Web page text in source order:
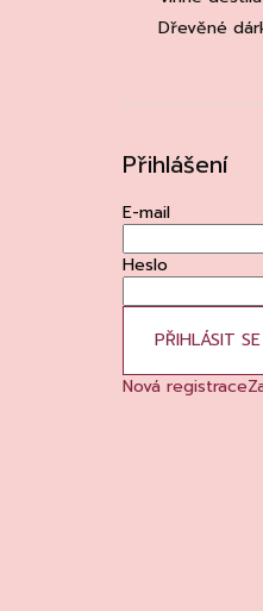
Dřevěné
Přihlášení
E-mail
Heslo
PŘIHLÁSIT SE
Nová registrace